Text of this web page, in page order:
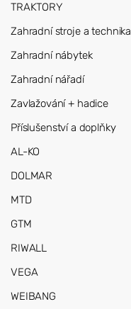
TRAKTORY
Zahradní stroje a technika
Zahradní nábytek
Zahradní nářadí
Zavlažování + hadice
Příslušenství a doplňky
AL-KO
DOLMAR
MTD
GTM
RIWALL
VEGA
WEIBANG